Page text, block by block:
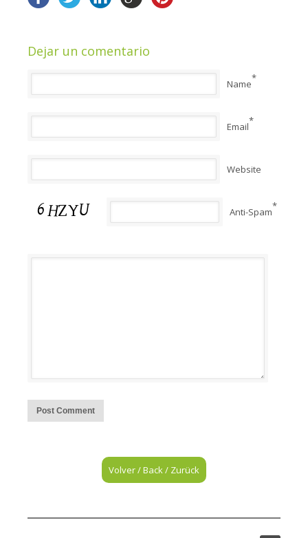
Dejar un comentario
Name*
Email*
Website
Anti-Spam*
Volver / Back / Zurück